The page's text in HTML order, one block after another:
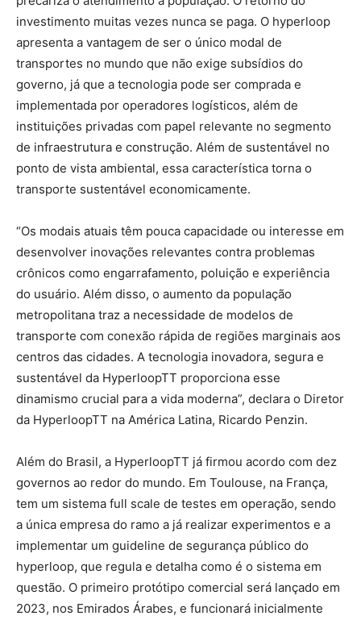
investimento muitas vezes nunca se paga. O hyperloop
apresenta a vantagem de ser o único modal de
transportes no mundo que não exige subsídios do
governo, já que a tecnologia pode ser comprada e
implementada por operadores logísticos, além de
instituições privadas com papel relevante no segmento
de infraestrutura e construção. Além de sustentável no
ponto de vista ambiental, essa característica torna o
transporte sustentável economicamente.
“Os modais atuais têm pouca capacidade ou interesse em
desenvolver inovações relevantes contra problemas
crônicos como engarrafamento, poluição e experiência
do usuário. Além disso, o aumento da população
metropolitana traz a necessidade de modelos de
transporte com conexão rápida de regiões marginais aos
centros das cidades. A tecnologia inovadora, segura e
sustentável da HyperloopTT proporciona esse
dinamismo crucial para a vida moderna”, declara o Diretor
da HyperloopTT na América Latina, Ricardo Penzin.
Além do Brasil, a HyperloopTT já firmou acordo com dez
governos ao redor do mundo. Em Toulouse, na França,
tem um sistema full scale de testes em operação, sendo
a única empresa do ramo a já realizar experimentos e a
implementar um guideline de segurança público do
hyperloop, que regula e detalha como é o sistema em
questão. O primeiro protótipo comercial será lançado em
2023, nos Emirados Árabes, e funcionará inicialmente